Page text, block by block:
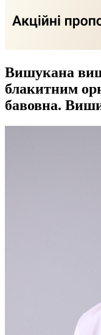
Вишукана
блакитним
бавовна.